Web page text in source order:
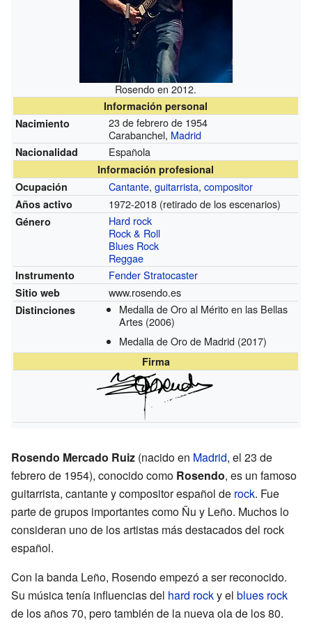
Rosendo en 2012.
Información personal
Nacimiento
23 de febrero de 1954
Carabanchel, Madrid
Nacionalidad Española
Información profesional
Ocupación
Cantante,guitarrista,compositor
Años activo 1972-2018 (retirado de los escenarios)
Género
Hard rock
Rock & Roll
Blues Rock
Reggae
Instrumento Fender Stratocaster
Sitio web www.rosendo.es
Distinciones
Medalla de Oro al Mérito en las Bellas
Artes (2006)
Medalla de Oro de Madrid (2017)
Firma
Rosendo Mercado Ruiz (nacido en Madrid, el 23 de
febrero de 1954), conocido como Rosendo, es un famoso
guitarrista, cantante y compositor español de rock. Fue
parte de grupos importantes como Ñu y Leño. Muchos lo
consideran uno de los artistas más destacados del rock
español.
Con la banda Leño, Rosendo empezó a ser reconocido.
Su música tenía influencias del hard rocky el blues rock
de los años 70, pero también de la nueva ola de los 80.